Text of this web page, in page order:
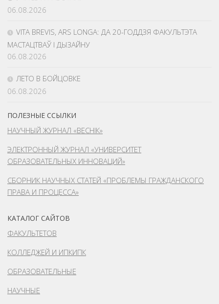
06.08.2026
VITA BREVIS, ARS LONGA: ДА 20-ГОДДЗЯ ФАКУЛЬТЭТА
МАСТАЦТВАЎ І ДЫЗАЙНУ
06.08.2026
ЛЕТО В БОЙЦОВКЕ
06.08.2026
ПОЛЕЗНЫЕ ССЫЛКИ
НАУЧНЫЙ ЖУРНАЛ «ВЕСНІК»
ЭЛЕКТРОННЫЙ ЖУРНАЛ «УНИВЕРСИТЕТ
ОБРАЗОВАТЕЛЬНЫХ ИННОВАЦИЙ»
СБОРНИК НАУЧНЫХ СТАТЕЙ «ПРОБЛЕМЫ ГРАЖДАНСКОГО
ПРАВА И ПРОЦЕССА»
КАТАЛОГ САЙТОВ
ФАКУЛЬТЕТОВ
КОЛЛЕДЖЕЙ И ИПКИПК
ОБРАЗОВАТЕЛЬНЫЕ
НАУЧНЫЕ